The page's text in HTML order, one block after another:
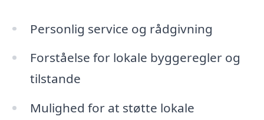
Personlig service og rådgivning
Forståelse for lokale byggeregler og
tilstande
Mulighed for at støtte lokale